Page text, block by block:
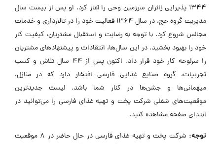
۱۳۴۴ پذیرایی زائران سرزمین وحی را آغاز کرد. او پس از بیست سال
مدیریت گروه حج، در سال ۱۳۶۴ فعالیت خود را در تالارداری و خدمات
مجالس شروع کرد. با توجه به رضایت و استقبال مشتریان، کیفیت کار
خود را بهبود بخشید. در این سال‌ها، انتقادات و پیشنهادهای مشتریان
را سرلوحه کار خود قرار داد. اکنون پس از ۴۴ سال تلاش و کسب
تجربیات، گروه صنایع غذایی فارسی افتخار دارد که در منازل،
میهمانی‌ها و جشن‌ها در کنار شما باشد. لیست جدیدترین
موقعیت‌های شغلی شرکت پخت و تهیه غذای فارسی را می‌توانید در
ابتدای صفحه مشاهده کنید.
توجه:
شرکت پخت و تهیه غذای فارسی در حال حاضر در ۸ موقعیت